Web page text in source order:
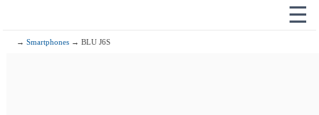
☰
→Smartphones → BLU J6S